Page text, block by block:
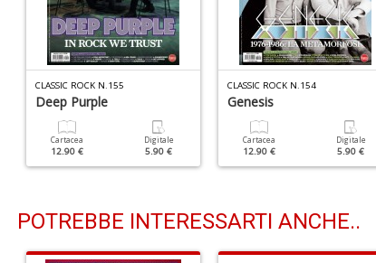
CLASSIC ROCK N.155
Deep Purple
Cartacea
12.90 €
Digitale
5.90 €
CLASSIC ROCK N.154
Genesis
Cartacea
12.90 €
Digitale
5.90 €
POTREBBE INTERESSARTI ANCHE..